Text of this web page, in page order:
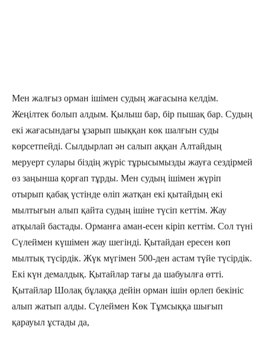
Мен жалғыз орман ішімен судың жағасына келдім.
Жеңілтек болып алдым. Қылыш бар, бір пышақ бар. Судың
екі жағасындағы ұзарып шыққан көк шалғын суды
көрсетпейді. Сылдырлап ән салып аққан Алтайдың
меруерт сулары біздің жүріс тұрысымызды жауға сездірмей
өз заңынша қорғап тұрды. Мен судың ішімен жүріп
отырып қабақ үстінде өліп жатқан екі қытайдың екі
мылтығын алып қайта судың ішіне түсіп кеттім. Жау
атқылай бастады. Орманға аман-есен кіріп кеттім. Сол түні
Сүлеймен күшімен жау шегінді. Қытайдан ересен көп
мылтық түсірдік. Жүк мүгімен 500-ден астам түйе түсірдік.
Екі күн демалдық. Қытайлар тағы да шабуылға өтті.
Қытайлар Шолақ бұлаққа дейін орман ішін өрлеп бекініс
алып жатып алды. Сүлеймен Көк Тұмсыққа шығып
қарауыл ұстады да,